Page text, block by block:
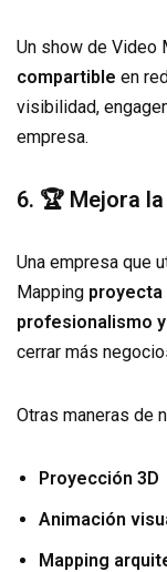
Un show de Video
compartible en
visibilidad,
empresa.
6. 🏆 Mejora
Una empresa que
Mapping proyecta
profesionalismo
cerrar más
Otras maneras de
Proyección 3D
Animación
Mapping